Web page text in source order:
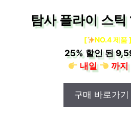
탐사 플라이 스틱
[ NO.4 제품 ]
25%할인 된
내일
까지
구매 바로가기